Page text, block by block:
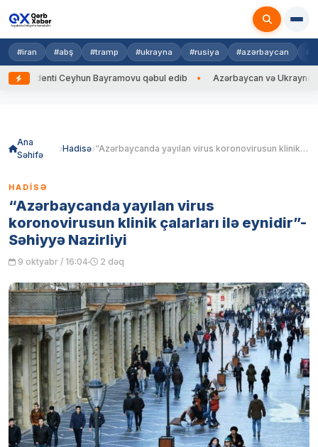
#iran #abş #tramp #ukrayna #rusiya #azərbaycan
Ceyhun Bayramovu qəbul edib Azərbaycan və Ukrayna XİN
Ana
Səhifə
Hadisə “Azərbaycanda yayılan virus koronovirusun klinik çalarları ilə eynidir”- Səhiyyə Nazirliyi
HADISƏ
“Azərbaycanda yayılan virus
koronovirusun klinik çalarları ilə eynidir”-
Səhiyyə Nazirliyi
9 oktyabr / 16:04 2 dəq